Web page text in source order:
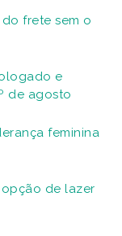
frete sem o
e
de agosto
feminina
de lazer